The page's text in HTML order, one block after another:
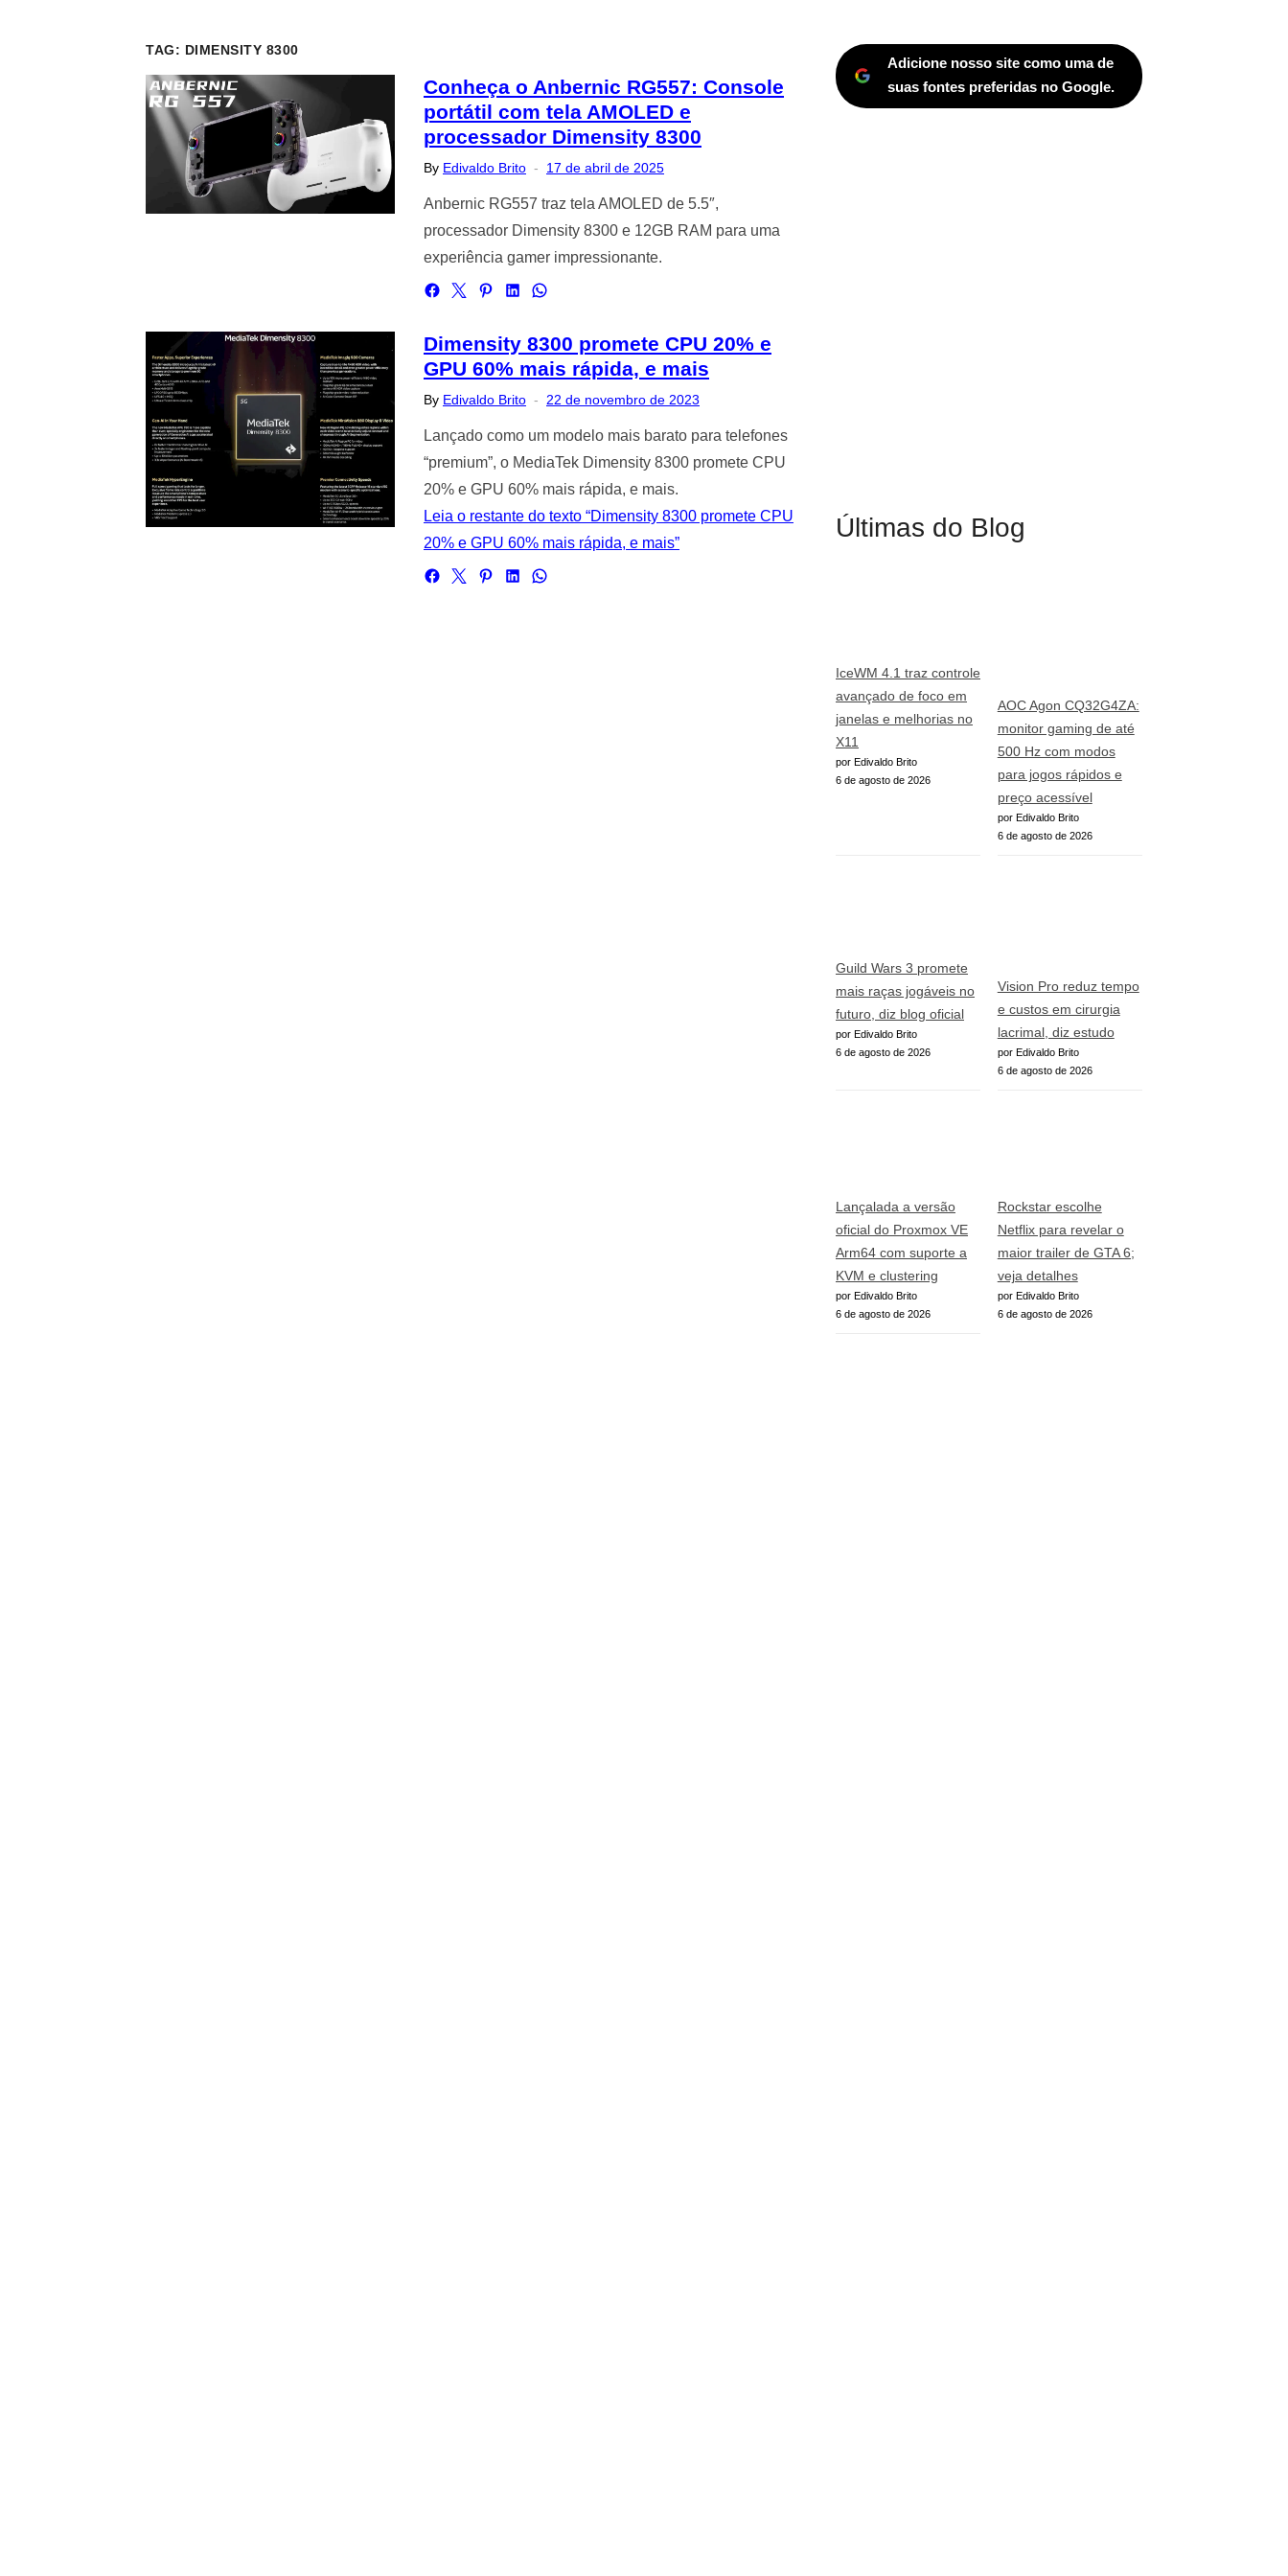
TAG: DIMENSITY 8300
Conheça o Anbernic RG557: Console
portátil com tela AMOLED e
processador Dimensity 8300
By Edivaldo Brito
Posted
17 de abril de 2025
Anbernic RG557 traz tela AMOLED de 5.5″,
processador Dimensity 8300 e 12GB RAM para uma
experiência gamer impressionante.
Dimensity 8300 promete CPU 20% e
GPU 60% mais rápida, e mais
By Edivaldo Brito
Posted
22 de novembro de 2023
Lançado como um modelo mais barato para telefones
“premium”, o MediaTek Dimensity 8300 promete CPU
20% e GPU 60% mais rápida, e mais.
Leia o restante do texto “Dimensity 8300 promete CPU
20% e GPU 60% mais rápida, e mais”
Adicione nosso site como uma de
suas fontes preferidas no Google.
Últimas do Blog
IceWM 4.1 traz controle
avançado de foco em
janelas e melhorias no
X11
por Edivaldo Brito
6 de agosto de 2026
AOC Agon CQ32G4ZA:
monitor gaming de até
500 Hz com modos
para jogos rápidos e
preço acessível
por Edivaldo Brito
6 de agosto de 2026
Guild Wars 3 promete
mais raças jogáveis no
futuro, diz blog oficial
por Edivaldo Brito
6 de agosto de 2026
Vision Pro reduz tempo
e custos em cirurgia
lacrimal, diz estudo
por Edivaldo Brito
6 de agosto de 2026
Lançalada a versão
oficial do Proxmox VE
Arm64 com suporte a
KVM e clustering
por Edivaldo Brito
6 de agosto de 2026
Rockstar escolhe
Netflix para revelar o
maior trailer de GTA 6;
veja detalhes
por Edivaldo Brito
6 de agosto de 2026